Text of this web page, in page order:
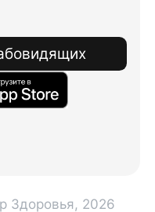
Здоровья, 2026